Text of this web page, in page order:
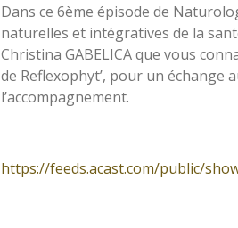
Dans ce 6ème épisode de
naturelles et intégratives de la
Christina GABELICA que vous
de Reflexophyt’, pour un échange
l’accompagnement.
https://feeds.acast.com/public/